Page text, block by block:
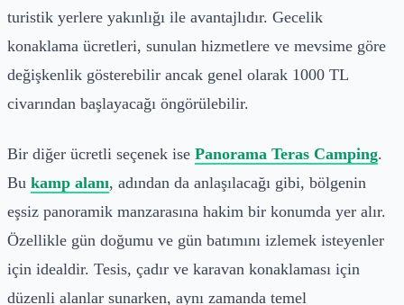
turistik yerlere yakınlığı ile avantajlıdır. Gecelik
konaklama ücretleri, sunulan hizmetlere ve mevsime göre
değişkenlik gösterebilir ancak genel olarak 1000 TL
civarından başlayacağı öngörülebilir.
Bir diğer ücretli seçenek ise Panorama Teras Camping.
Bu kamp alanı, adından da anlaşılacağı gibi, bölgenin
eşsiz panoramik manzarasına hakim bir konumda yer alır.
Özellikle gün doğumu ve gün batımını izlemek isteyenler
için idealdir. Tesis, çadır ve karavan konaklaması için
düzenli alanlar sunarken, aynı zamanda temel